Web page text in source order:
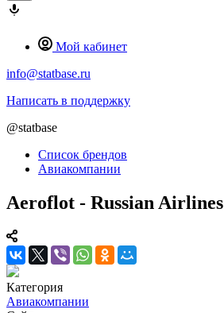
Мой кабинет
info@statbase.ru
Написать в поддержку
@statbase
Список брендов
Авиакомпании
Aeroflot - Russian Airlines
Категория
Авиакомпании